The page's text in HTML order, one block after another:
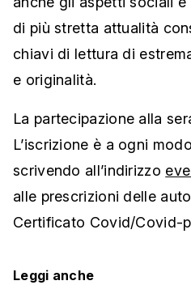
di più stretta attualità
chiavi di lettura di
e originalità.
La partecipazione alla
L’iscrizione è a ogni
scrivendo all’indirizzo
alle prescrizioni delle
Certificato Covid/Covid-
Leggi anche